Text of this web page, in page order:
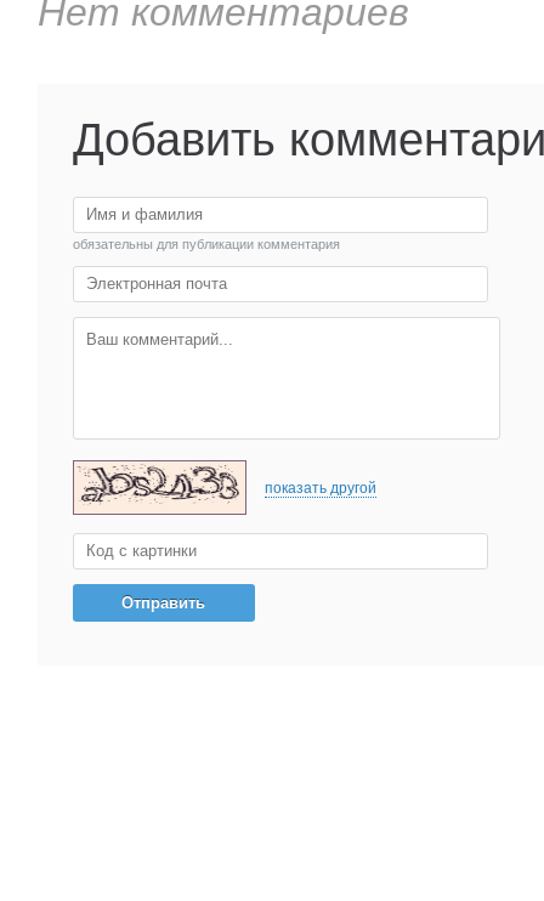
Нет комментариев
Добавить
обязательны для публикации комментария
показать другой